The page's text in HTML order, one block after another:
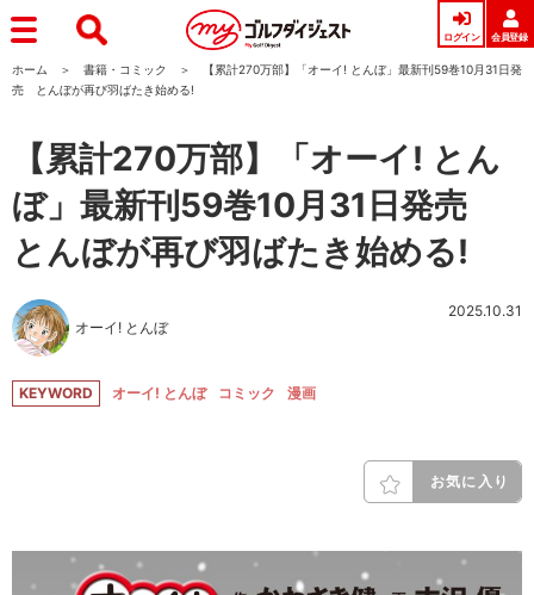
ログイン 会員登録
ホーム 書籍・コミック
【累計270万部】「オーイ! とんぼ」最新刊59巻10月31日発
売 とんぼが再び羽ばたき始める!
【累計270万部】「オーイ! とん
ぼ」最新刊59巻10月31日発売
とんぼが再び羽ばたき始める!
オーイ! とんぼ
2025.10.31
KEYWORD オーイ! とんぼ コミック 漫画
お気に入り